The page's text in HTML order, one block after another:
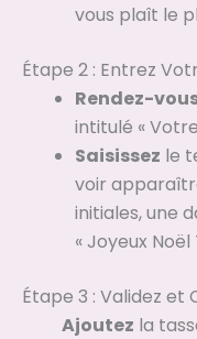
vous plaît le
Étape 2 : Entrez
Rendez-
intitulé «
Saisissez le
voir
initiales, une
« Joyeux
Étape 3 : Validez et
Ajoutez la